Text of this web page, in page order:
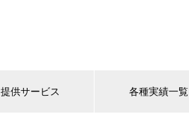
提供サービス 各種実績一覧